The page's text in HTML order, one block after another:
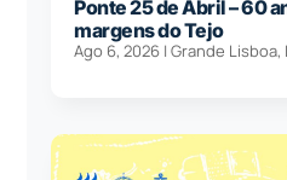
Ponte 25 de Abril – 60
margens do Tejo
Ago 6, 2026 |Grande Lisboa,